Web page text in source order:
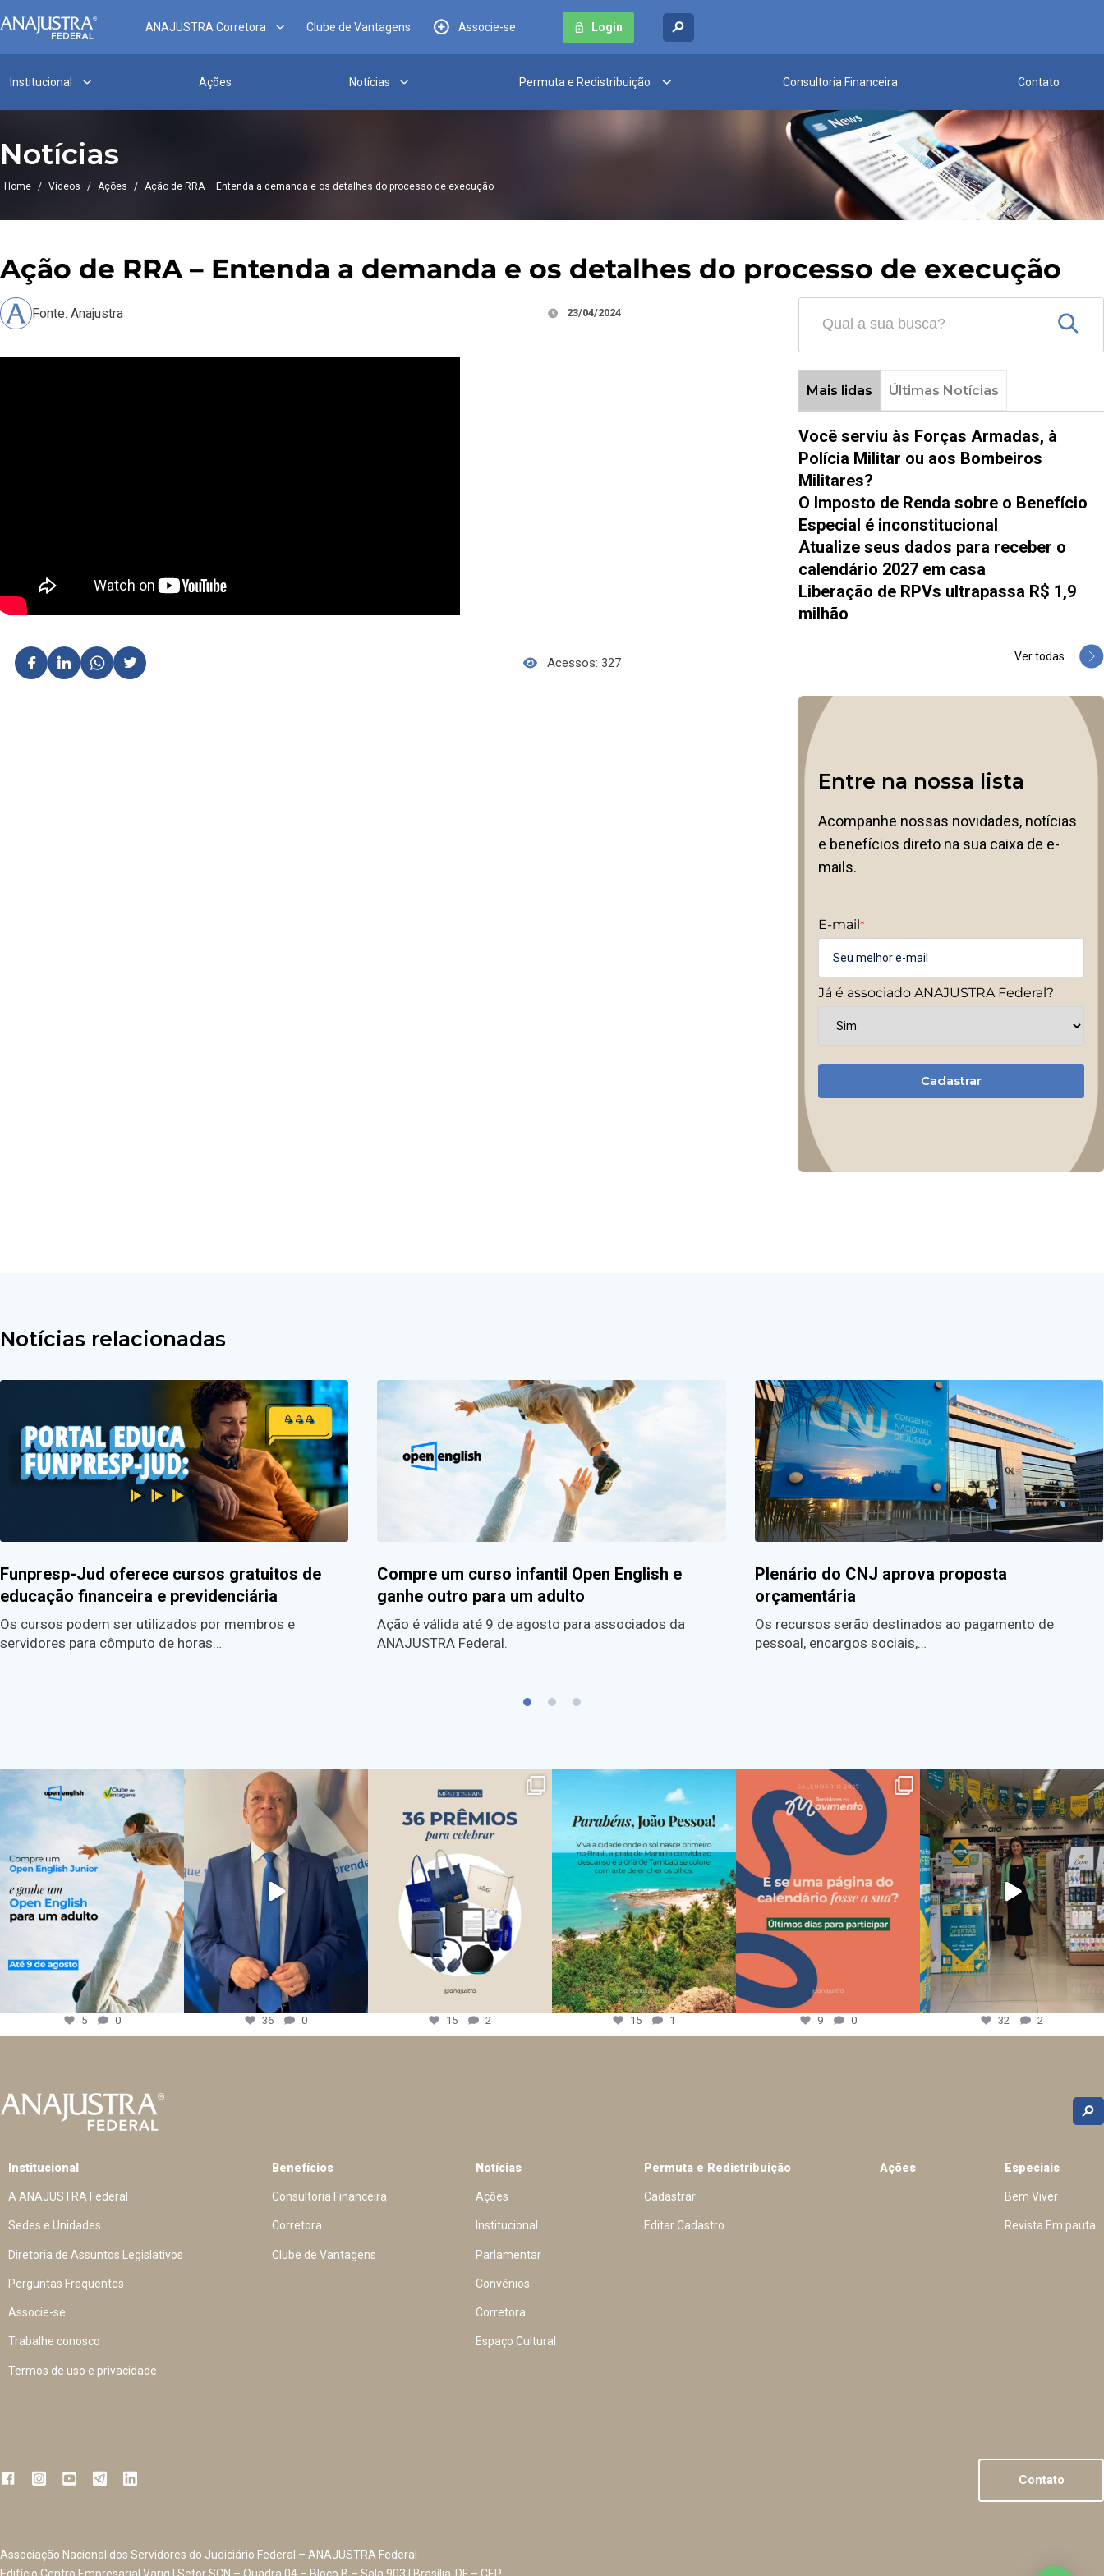
ANAJUSTRA Corretora Clube de Vantagens Associe-se Login
Institucional Ações Notícias Permuta e Redistribuição Consultoria Financeira Contato
Notícias
Home / Vídeos / Ações / Ação de RRA – Entenda a demanda e os detalhes do processo de execução
Ação de RRA – Entenda a demanda e os detalhes do processo de execução
Fonte: Anajustra 23/04/2024
Acessos: 327
Mais lidas Últimas Notícias
Você serviu às Forças Armadas, à
Polícia Militar ou aos Bombeiros
Militares?
O Imposto de Renda sobre o Benefício
Especial é inconstitucional
Atualize seus dados para receber o
calendário 2027 em casa
Liberação de RPVs ultrapassa R$ 1,9
milhão
Ver todas
Entre na nossa lista
Acompanhe nossas novidades, notícias
e benefícios direto na sua caixa de e-
mails.
E-mail *
Já é associado ANAJUSTRA Federal?
Cadastrar
Notícias relacionadas
Funpresp-Jud oferece cursos gratuitos de
educação financeira e previdenciária
Os cursos podem ser utilizados por membros e
servidores para cômputo de horas…
Compre um curso infantil Open English e
ganhe outro para um adulto
Ação é válida até 9 de agosto para associados da
ANAJUSTRA Federal.
Plenário do CNJ aprova proposta
orçamentária
Os recursos serão destinados ao pagamento de
pessoal, encargos sociais,…
5 0 36 0 15 2 15 1 9 0 32 2
Institucional
A ANAJUSTRA Federal
Sedes e Unidades
Diretoria de Assuntos Legislativos
Perguntas Frequentes
Associe-se
Trabalhe conosco
Termos de uso e privacidade
Benefícios
Consultoria Financeira
Corretora
Clube de Vantagens
Notícias
Ações
Institucional
Parlamentar
Convênios
Corretora
Espaço Cultural
Permuta e Redistribuição
Cadastrar
Editar Cadastro
Ações Especiais
Bem Viver
Revista Em pauta
Contato
Associação Nacional dos Servidores do Judiciário Federal – ANAJUSTRA Federal